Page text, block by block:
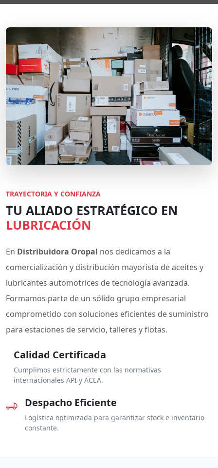
TRAYECTORIA Y CONFIANZA
TU ALIADO ESTRATÉGICO EN
LUBRICACIÓN
En Distribuidora Oropal nos dedicamos a la
comercialización y distribución mayorista de aceites y
lubricantes automotrices de tecnología avanzada.
Formamos parte de un sólido grupo empresarial
comprometido con soluciones eficientes de suministro
para estaciones de servicio, talleres y flotas.
Calidad Certificada
Cumplimos estrictamente con las normativas
internacionales API y ACEA.
Despacho Eficiente
Logística optimizada para garantizar stock e inventario
constante.